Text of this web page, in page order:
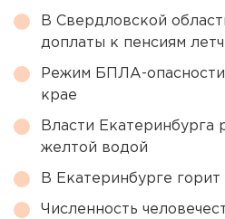
В Свердловской
доплаты к пенсиям
Режим БПЛА-
крае
Власти Екатеринбурга
желтой водой
В Екатеринбурге
Численность